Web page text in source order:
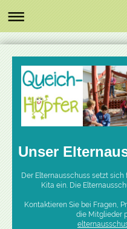
Unser
Der Elternausschuss setzt sich
Kita ein. Die
Kontaktieren Sie bei Fragen,
die Mitglieder